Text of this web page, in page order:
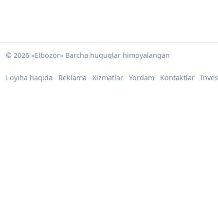
© 2026 «Elbozor» Barcha huquqlar himoyalangan
Loyiha haqida Reklama Xizmatlar Yordam Kontaktlar